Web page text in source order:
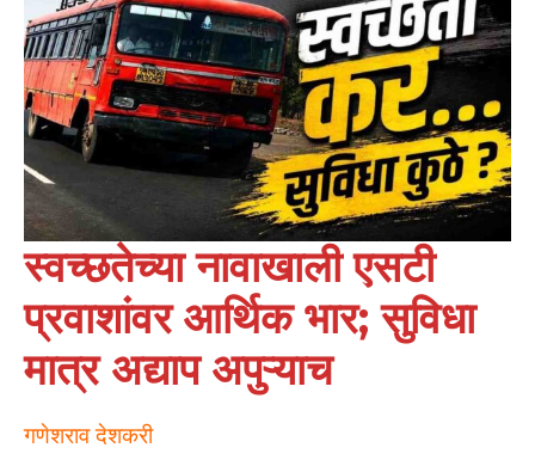
स्वच्छतेच्या नावाखाली एसटी
प्रवाशांवर आर्थिक भार; सुविधा
मात्र अद्याप अपुऱ्याच
गणेशराव देशकरी